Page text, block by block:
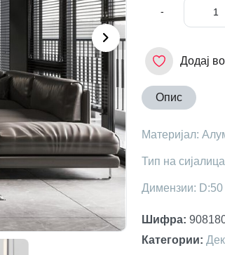
-
Додај
Опис
Материјал:
Тип на
Димензии: D:50
Шифра:
Категории: